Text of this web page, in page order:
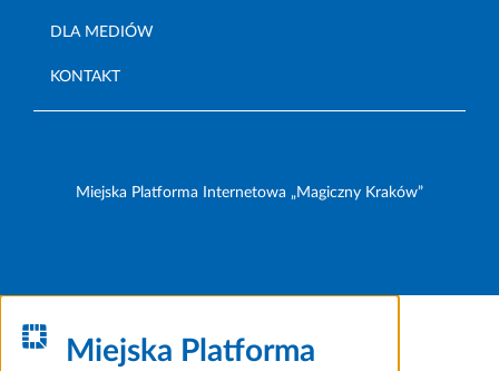
DLA MEDIÓW
KONTAKT
Miejska Platforma Internetowa „Magiczny Kraków”
Miejska Platforma